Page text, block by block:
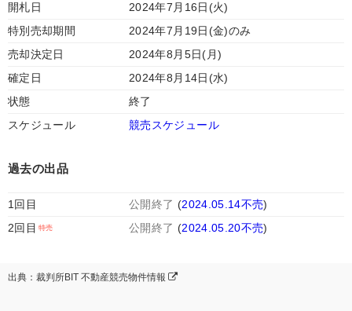
開札日
2024年7月16日(火)
特別売却期間
2024年7月19日(金)のみ
売却決定日
2024年8月5日(月)
確定日
2024年8月14日(水)
状態
終了
スケジュール
競売スケジュール
過去の出品
1回目 公開終了 (2024.05.14不売)
2回目
公開終了 (2024.05.20不売)
出典：裁判所BIT 不動産競売物件情報